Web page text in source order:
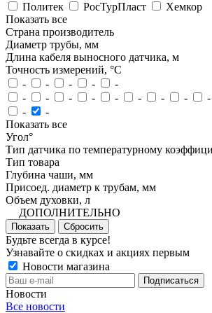
Политек
РосТурПласт
Хемкор
Показать все
Страна производитель
Диаметр трубы, мм
Длина кабеля выносного датчика, м
Точность измерений, °C
-
- - -
-
-
- - - - - - - -
-
-
Показать все
Угол°
Тип датчика по температурному
Тип товара
Глубина чаши, мм
Присоед. диаметр к трубам, мм
Объем духовки, л
ДОПОЛНИТЕЛЬНО
Показать Сбросить
Будьте всегда в курсе!
Узнавайте о скидках и акциях первым
Новости магазина
Новости
Все новости